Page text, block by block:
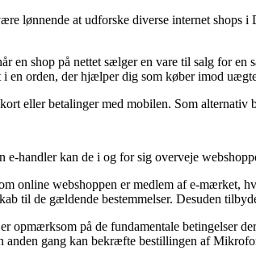
lønnende at udforske diverse internet shops
en shop på nettet sælger en vare til salg for
en orden, der hjælper dig som køber imod
eller betalinger med mobilen. Som
e-handler kan de i og for sig overveje
online webshoppen er medlem af e-mærket,
til de gældende bestemmelser. Desuden
opmærksom på de fundamentale betingelser
anden gang kan bekræfte bestillingen af